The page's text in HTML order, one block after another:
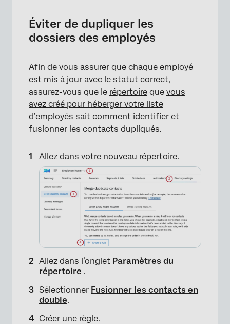
×
Éviter de dupliquer les
dossiers des employés
Afin de vous assurer que chaque employé
est mis à jour avec le statut correct,
assurez-vous que le répertoire que vous
avez créé pour héberger votre liste
d’employés sait comment identifier et
fusionner les contacts dupliqués.
Allez dans votre nouveau répertoire.
Allez dans l’onglet Paramètres du
répertoire .
Sélectionner Fusionner les contacts en
double.
Créer une règle.